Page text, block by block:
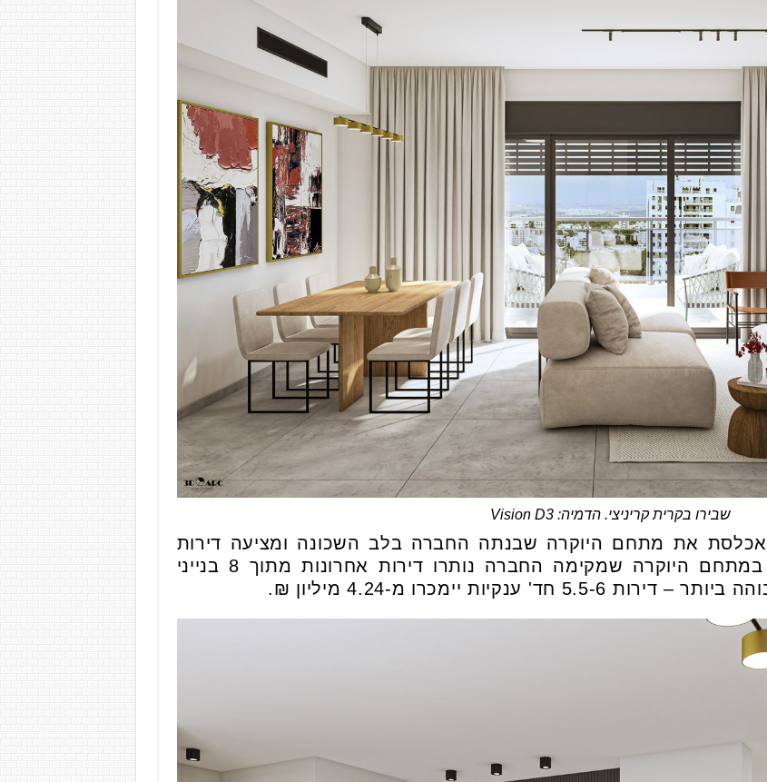
שבירו בקרית קריניצי. הדמיה: Vision D3
מאכלסת את מתחם היוקרה שבנתה החברה בלב השכונה ומציעה דירות
אחרונות בפרויקט לאכלוס מיידי. במתחם היוקרה שמקימה החברה נותרו דירות אחרונות מתוך 8 בנייני
ענקיות יימכרו מ-4.24 מיליון ₪.